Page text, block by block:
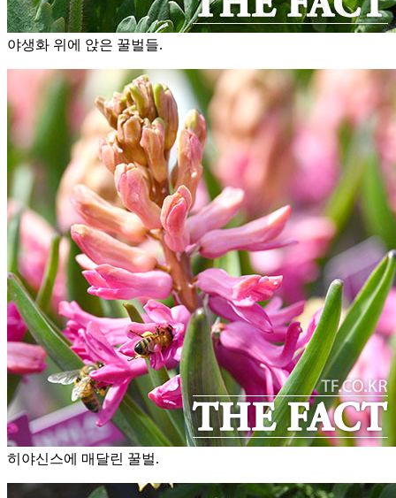
야생화 위에 앉은 꿀벌들.
히야신스에 매달린 꿀벌.